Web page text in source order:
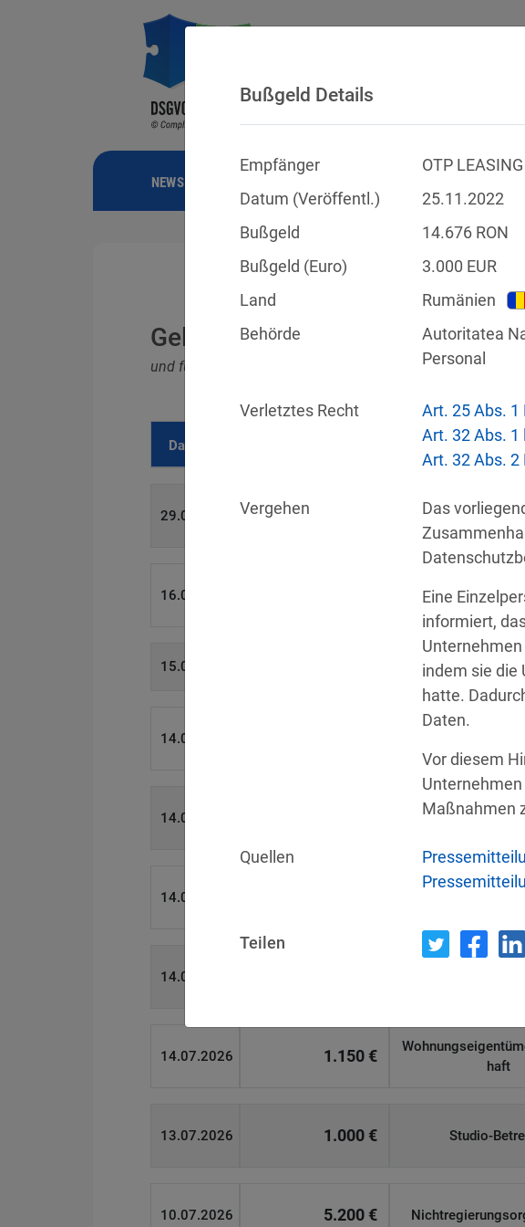
NEWS
Geldbußen für DSGVO-Verstöße
und für Verletzungen anderer Datenschutzgesetze
Datum
29.07.2026
16.07.2026 Wind Tre
15.07.2026
14.07.2026
14.07.2026 Η
14.07.2026
14.07.2026
14.07.2026 1.150 €
haft
13.07.2026 1.000 € Studio-
10.07.2026 5.200 €
Bußgeld Details
Empfänger
OTP
Datum (Veröffentl.)
25.11.2022
Bußgeld
14.676 RON
Bußgeld (Euro)
3.000 EUR
Land
Rumänien
Behörde
Autoritatea
Personal
Verletztes Recht
Art. 25 Abs. 1
Art. 32 Abs. 1
Art. 32 Abs. 2
Vergehen
Das
Eine
informiert,
indem sie die
hatte.
Daten.
Vor diesem
Maßnahmen
Quellen
Teilen